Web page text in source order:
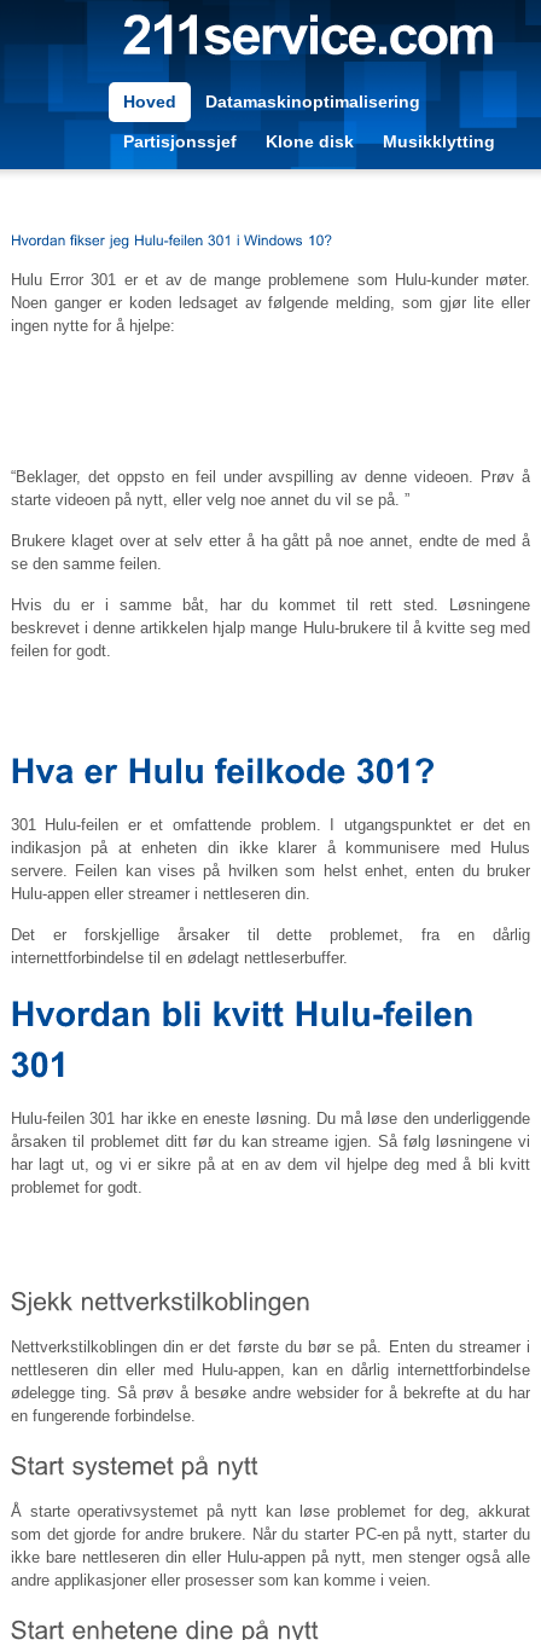
Hoved Datamaskinoptimalisering
Partisjonssjef Klone disk Musikklytting
Hulu Error 301 er et av de mange problemene som Hulu-kunder møter.
Noen ganger er koden ledsaget av følgende melding, som gjør lite eller
ingen nytte for å hjelpe:
“Beklager, det oppsto en feil under avspilling av denne videoen. Prøv å
starte videoen på nytt, eller velg noe annet du vil se på. ”
Brukere klaget over at selv etter å ha gått på noe annet, endte de med å
se den samme feilen.
Hvis du er i samme båt, har du kommet til rett sted. Løsningene
beskrevet i denne artikkelen hjalp mange Hulu-brukere til å kvitte seg med
feilen for godt.
301 Hulu-feilen er et omfattende problem. I utgangspunktet er det en
indikasjon på at enheten din ikke klarer å kommunisere med Hulus
servere. Feilen kan vises på hvilken som helst enhet, enten du bruker
Hulu-appen eller streamer i nettleseren din.
Det er forskjellige årsaker til dette problemet, fra en dårlig
internettforbindelse til en ødelagt nettleserbuffer.
Hulu-feilen 301 har ikke en eneste løsning. Du må løse den underliggende
årsaken til problemet ditt før du kan streame igjen. Så følg løsningene vi
har lagt ut, og vi er sikre på at en av dem vil hjelpe deg med å bli kvitt
problemet for godt.
Nettverkstilkoblingen din er det første du bør se på. Enten du streamer i
nettleseren din eller med Hulu-appen, kan en dårlig internettforbindelse
ødelegge ting. Så prøv å besøke andre websider for å bekrefte at du har
en fungerende forbindelse.
Å starte operativsystemet på nytt kan løse problemet for deg, akkurat
som det gjorde for andre brukere. Når du starter PC-en på nytt, starter du
ikke bare nettleseren din eller Hulu-appen på nytt, men stenger også alle
andre applikasjoner eller prosesser som kan komme i veien.